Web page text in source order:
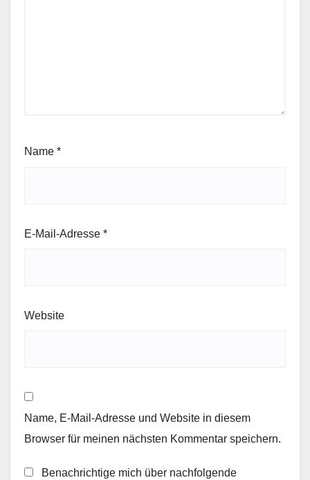
Name *
E-Mail-Adresse *
Website
Name, E-Mail-Adresse und Website in diesem
Browser für meinen nächsten Kommentar speichern.
Benachrichtige mich über nachfolgende